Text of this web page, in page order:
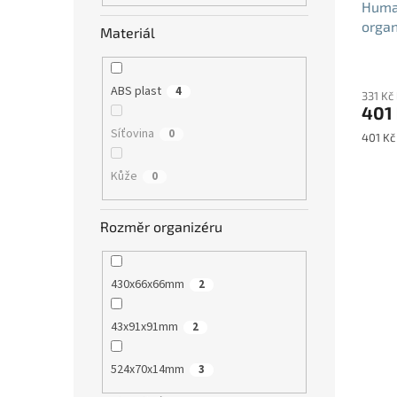
Materiál
ABS plast 4
Síťovina 0
Kůže 0
Rozměr organizéru
430x66x66mm 2
43x91x91mm 2
524x70x14mm 3
je
5,0
331
401
Měrná
401